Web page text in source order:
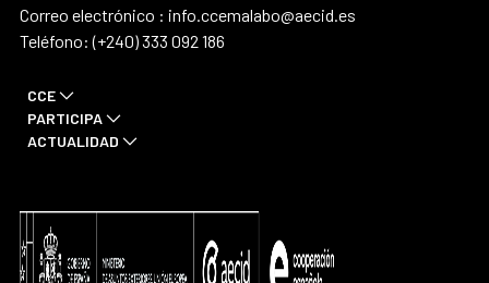
Correo electrónico : info.ccemalabo@aecid.es
Teléfono: (+240) 333 092 186
CCE
PARTICIPA
ACTUALIDAD